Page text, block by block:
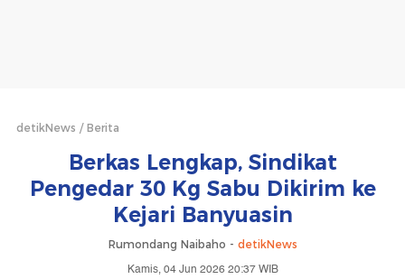
detikNews Berita
Berkas Lengkap, Sindikat
Pengedar 30 Kg Sabu Dikirim ke
Kejari Banyuasin
Rumondang Naibaho - detikNews
Kamis, 04 Jun 2026 20:37 WIB